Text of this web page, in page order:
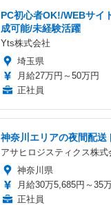
PC初心者OK!/WEBサイ
成可能/未経験活躍
Yts株式会社
埼玉県
月給27万円～50万円
正社員
神奈川エリアの夜間配送
アサヒロジスティクス株
神奈川県
月給30万5,685円～35
正社員